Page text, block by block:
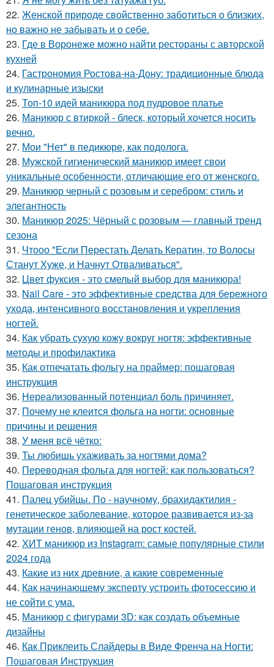
22. Женской природе свойственно заботиться о близких,
но важно не забывать и о себе.
23. Где в Воронеже можно найти рестораны с авторской
кухней
24. Гастрономия Ростова-на-Дону: традиционные блюда
и кулинарные изыски
25. Топ-10 идей маникюра под пудровое платье
26. Маникюр с втиркой - блеск, который хочется носить
вечно.
27. Мои "Нет" в педикюре, как подолога.
28. Мужской гигиенический маникюр имеет свои
уникальные особенности, отличающие его от женского.
29. Маникюр черный с розовым и серебром: стиль и
элегантность
30. Маникюр 2025: Чёрный с розовым — главный тренд
сезона
31. Чтооо "Если Перестать Делать Кератин, то Волосы
Станут Хуже, и Начнут Отваливаться".
32. Цвет фуксия - это смелый выбор для маникюра!
33. Nail Care - это эффективные средства для бережного
ухода, интенсивного восстановления и укрепления
ногтей.
34. Как убрать сухую кожу вокруг ногтя: эффективные
методы и профилактика
35. Как отпечатать фольгу на праймер: пошаговая
инструкция
36. Нереализованный потенциал боль причиняет.
37. Почему не клеится фольга на ногти: основные
причины и решения
38. У меня всё чётко:
39. Ты любишь ухаживать за ногтями дома?
40. Переводная фольга для ногтей: как пользоваться?
Пошаговая инструкция
41. Палец убийцы. По - научному, брахидактилия -
генетическое заболевание, которое развивается из-за
мутации генов, влияющей на рост костей.
42. ХИТ маникюр из Instagram: самые популярные стили
2024 года
43. Какие из них древние, а какие современные
44. Как начинающему эксперту устроить фотосессию и
не сойти с ума.
45. Маникюр с фигурами 3D: как создать объемные
дизайны
46. Как Приклеить Слайдеры в Виде Френча на Ногти:
Пошаговая Инструкция